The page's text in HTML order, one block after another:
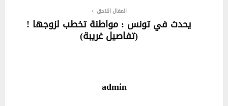
المقال اللاحق
يحدث في تونس : مواطنة تخطب لزوجها !
(تفاصيل غريبة)
admin